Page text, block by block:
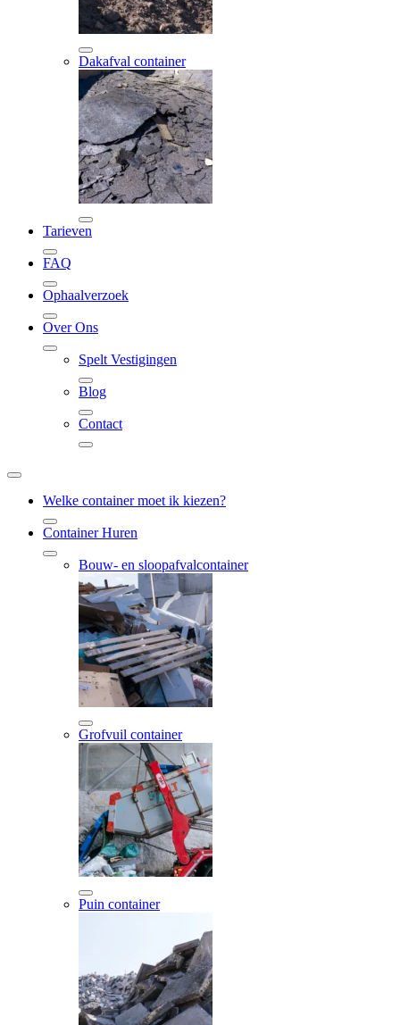
Dakafval container
Tarieven
FAQ
Ophaalverzoek
Over Ons
Spelt Vestigingen
Blog
Contact
Welke container moet ik kiezen?
Container Huren
Bouw- en sloopafvalcontainer
Grofvuil container
Puin container